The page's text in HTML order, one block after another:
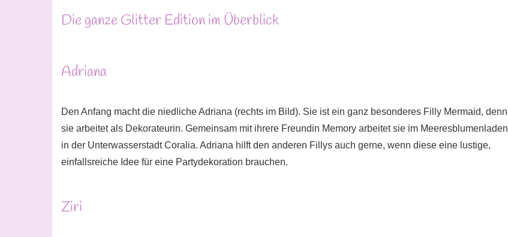
Die ganze Glitter Edition im Überblick
Adriana
Den Anfang macht die niedliche Adriana (rechts im Bild). Sie ist ein ganz besonderes Filly Mermaid, denn
sie arbeitet als Dekorateurin. Gemeinsam mit ihrere Freundin Memory arbeitet sie im Meeresblumenladen
in der Unterwasserstadt Coralia. Adriana hilft den anderen Fillys auch gerne, wenn diese eine lustige,
einfallsreiche Idee für eine Partydekoration brauchen.
Ziri